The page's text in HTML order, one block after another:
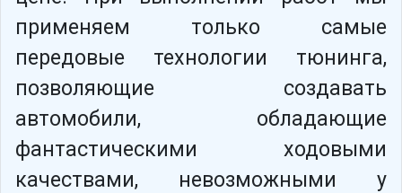
применяем только самые
передовые технологии тюнинга,
позволяющие создавать
автомобили, обладающие
фантастическими ходовыми
качествами, невозможными у